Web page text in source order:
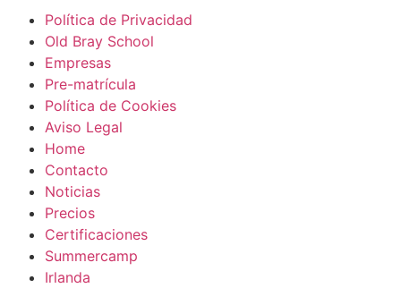
Política de Privacidad
Old Bray School
Empresas
Pre-matrícula
Política de Cookies
Aviso Legal
Home
Contacto
Noticias
Precios
Certificaciones
Summercamp
Irlanda